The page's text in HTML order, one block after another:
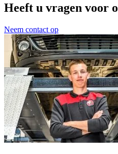
Heeft u vragen voor
Neem contact op